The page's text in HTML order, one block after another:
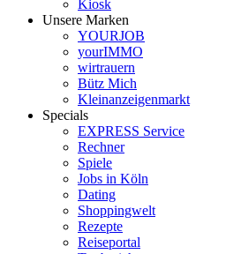
Kiosk
Unsere Marken
YOURJOB
yourIMMO
wirtrauern
Bütz Mich
Kleinanzeigenmarkt
Specials
EXPRESS Service
Rechner
Spiele
Jobs in Köln
Dating
Shoppingwelt
Rezepte
Reiseportal